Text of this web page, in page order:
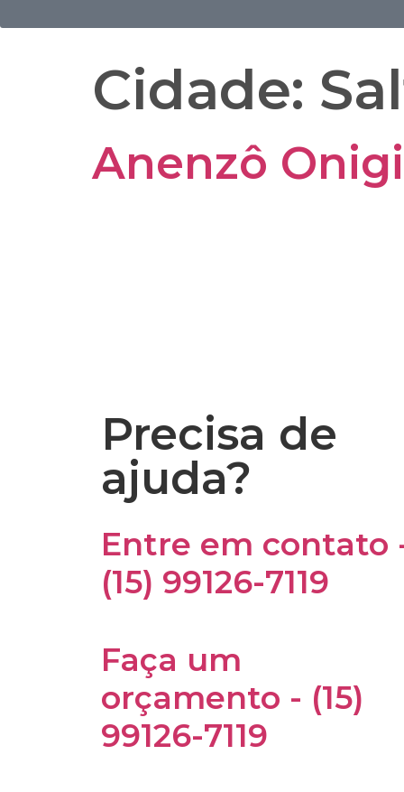
Cidade:
Anenzô
Precisa de
ajuda?
Entre em contato
(15) 99126-7119
Faça um
orçamento - (15)
99126-7119